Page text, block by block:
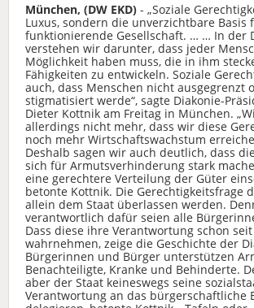
München, (DW EKD) - „Soziale
Luxus, sondern die unverzichtbare Basis
funktionierende Gesellschaft. … … In der
verstehen wir darunter, dass jeder
Möglichkeit haben muss, die in ihm
Fähigkeiten zu entwickeln. Soziale
auch, dass Menschen nicht ausgegrenzt
stigmatisiert werde“, sagte Diakonie-
Dieter Kottnik am Freitag in München.
allerdings nicht mehr, dass wir diese
noch mehr Wirtschaftswachstum
Deshalb sagen wir auch deutlich, dass
sich für Armutsverhinderung stark
eine gerechtere Verteilung der Güter
betonte Kottnik. Die Gerechtigkeitsfrage
allein dem Staat überlassen werden.
verantwortlich dafür seien alle
Dass diese ihre Verantwortung schon
wahrnehmen, zeige die Geschichte der
Bürgerinnen und Bürger unterstützen
Benachteiligte, Kranke und Behinderte.
aber der Staat keineswegs seine
Verantwortung an das bürgerschaftliche